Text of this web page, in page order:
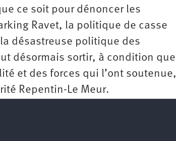
ce soit pour dénoncer les
Ravet, la politique de casse
désastreuse politique des
désormais sortir, à condition que
et des forces qui l’ont soutenue,
Repentin-Le Meur.